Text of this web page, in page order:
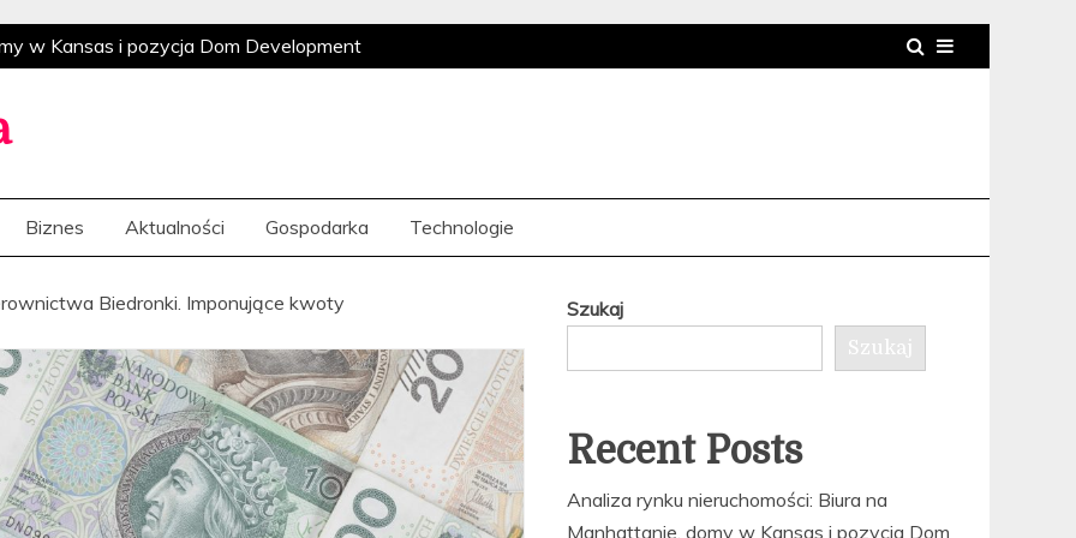
w Kansas i pozycja Dom Development
i indyjska ekspansja
na potrzeby klientów
w Kansas i pozycja Dom Development
i indyjska ekspansja
Rynkowi giganci i
Polsatu po amerykański wyścig o sztuczną
Biznes Aktualności Gospodarka Technologie
Biedronki. Imponujące kwoty Szukaj
Szukaj
Recent Posts
Analiza rynku nieruchomości: Biura na
Manhattanie, domy w Kansas i pozycja Dom